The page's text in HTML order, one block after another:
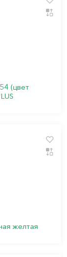
(цвет
желтая